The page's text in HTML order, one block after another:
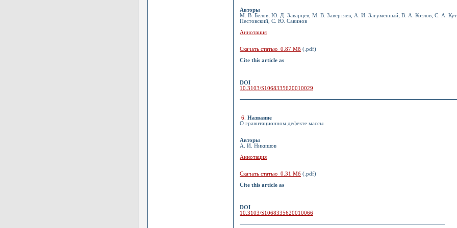
Авторы
М. В. Белов, Ю. Д. Заварцев, М. В. Завертяев, А. И. Загуменный, В. А. Козлов, С. А.
Пестовский, С. Ю. Савинов
Аннотация
Скачать статью 0.87 Мб (.pdf)
Cite this article as
DOI
10.3103/S1068335620010029
6 Название
О гравитационном дефекте массы
Авторы
А. И. Никишов
Аннотация
Скачать статью 0.31 Мб (.pdf)
Cite this article as
DOI
10.3103/S1068335620010066